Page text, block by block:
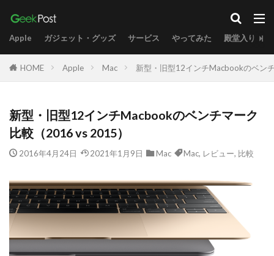
Apple ガジェット・グッズ サービス やってみた 殿堂入り
HOME Apple Mac 新型・旧型12インチMacbookのベン
新型・旧型12インチMacbookのベンチマーク
比較（2016 vs 2015）
2016年4月24日 2021年1月9日 Mac Mac, レビュー, 比較